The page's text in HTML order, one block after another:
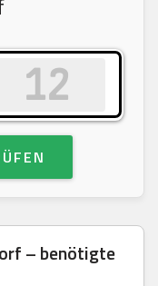
– benötigte